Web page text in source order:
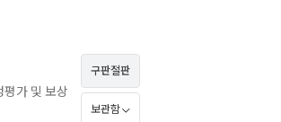
평가 및 보상
구판절판
보관함